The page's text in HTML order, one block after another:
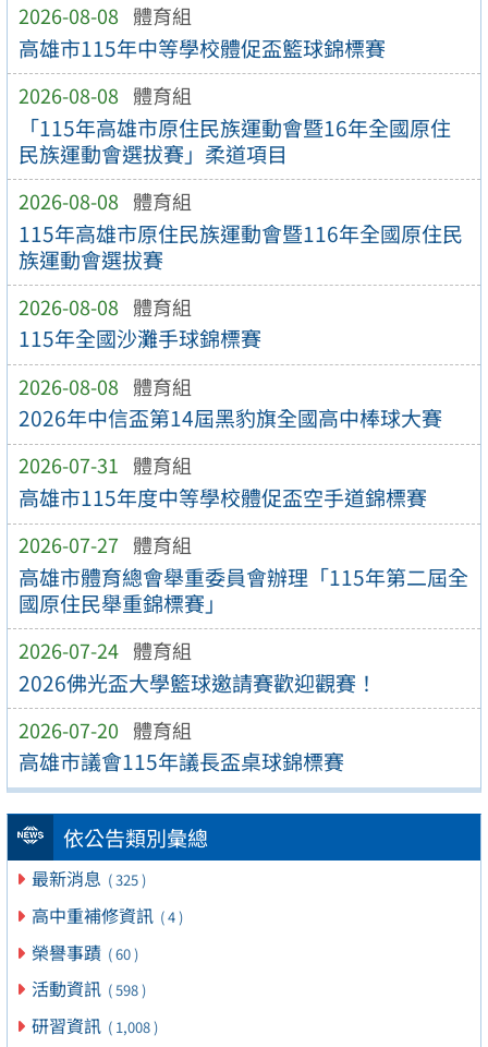
2026-08-08 體育組
高雄市115年中等學校體促盃籃球錦標賽
2026-08-08 體育組
「115年高雄市原住民族運動會暨16年全國原住
民族運動會選拔賽」柔道項目
2026-08-08 體育組
115年高雄市原住民族運動會暨116年全國原住民
族運動會選拔賽
2026-08-08 體育組
115年全國沙灘手球錦標賽
2026-08-08 體育組
2026年中信盃第14屆黑豹旗全國高中棒球大賽
2026-07-31 體育組
高雄市115年度中等學校體促盃空手道錦標賽
2026-07-27 體育組
高雄市體育總會舉重委員會辦理「115年第二屆全
國原住民舉重錦標賽」
2026-07-24 體育組
2026佛光盃大學籃球邀請賽歡迎觀賽！
2026-07-20 體育組
高雄市議會115年議長盃桌球錦標賽
依公告類別彙總
最新消息 ( 325 )
高中重補修資訊 ( 4 )
榮譽事蹟 ( 60 )
活動資訊 ( 598 )
研習資訊 ( 1,008 )